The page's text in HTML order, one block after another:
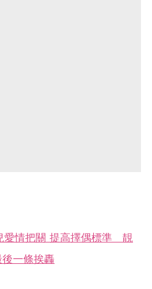
愛情把關 提高擇偶標準 靚
一條挨轟